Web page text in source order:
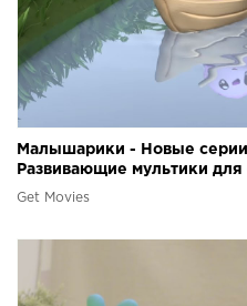
Малышарики - Новые
Развивающие мультики
Get Movies